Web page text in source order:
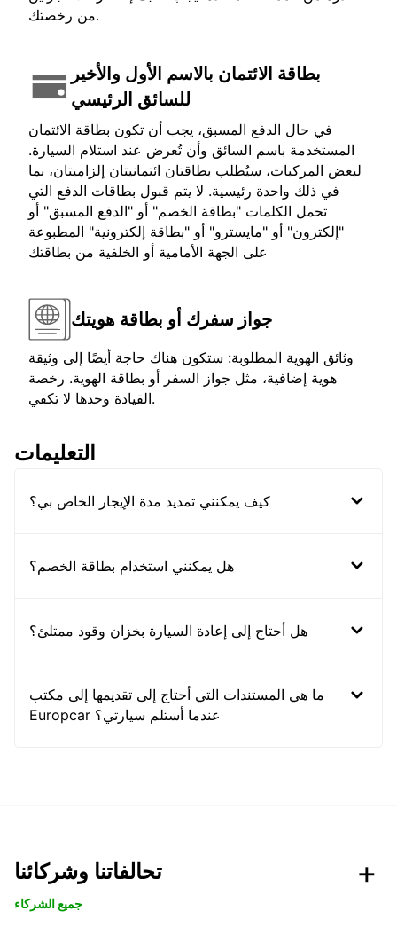
من رخصتك.
بطاقة الائتمان بالاسم الأول والأخير
للسائق الرئيسي
في حال الدفع المسبق، يجب أن تكون بطاقة الائتمان
المستخدمة باسم السائق وأن تُعرض عند استلام السيارة.
لبعض المركبات، سيُطلب بطاقتان ائتمانيتان إلزاميتان، بما
في ذلك واحدة رئيسية. لا يتم قبول بطاقات الدفع التي
تحمل الكلمات "بطاقة الخصم" أو "الدفع المسبق" أو
"إلكترون" أو "مايسترو" أو "بطاقة إلكترونية" المطبوعة
على الجهة الأمامية أو الخلفية من بطاقتك
جواز سفرك أو بطاقة هويتك
وثائق الهوية المطلوبة: ستكون هناك حاجة أيضًا إلى وثيقة
هوية إضافية، مثل جواز السفر أو بطاقة الهوية. رخصة
القيادة وحدها لا تكفي.
التعليمات
كيف يمكنني تمديد مدة الإيجار الخاص بي؟
هل يمكنني استخدام بطاقة الخصم؟
هل أحتاج إلى إعادة السيارة بخزان وقود ممتلئ؟
ما هي المستندات التي أحتاج إلى تقديمها إلى مكتب
Europcar عندما أستلم سيارتي؟
تحالفاتنا وشركائنا
جميع الشركاء